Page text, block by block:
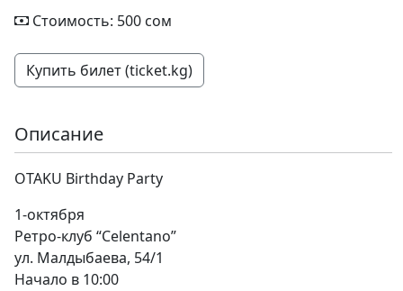
Стоимость: 500 сом
Купить билет (ticket.kg)
Описание
OTAKU Birthday Party
1-октября
Ретро-клуб “Celentano”
ул. Малдыбаева, 54/1
Начало в 10:00